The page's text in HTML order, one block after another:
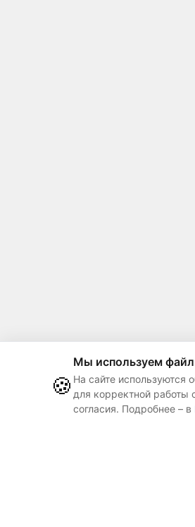
🍪
Мы используем
На сайте используются
для корректной работы
согласия. Подробнее – в